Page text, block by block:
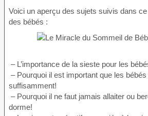
Voici un aperçu des sujets suivis dans
des bébés :
– L’importance de la sieste pour les
– Pourquoi il est important que les
suffisamment!
– Pourquoi il ne faut jamais allaiter ou
dorme!